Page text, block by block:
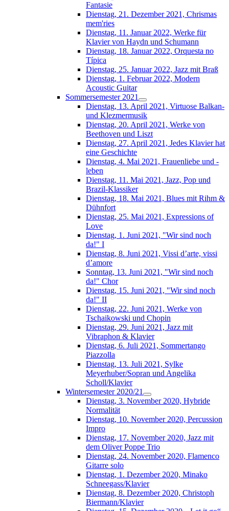
Fantasie
Dienstag, 21. Dezember 2021, Chrismas
mem'ries
Dienstag, 11. Januar 2022, Werke für
Klavier von Haydn und Schumann
Dienstag, 18. Januar 2022, Orquesta no
Típica
Dienstag, 25. Januar 2022, Jazz mit Braß
Dienstag, 1. Februar 2022, Modern
Acoustic Guitar
Sommersemester 2021
Dienstag, 13. April 2021, Virtuose Balkan-
und Klezmermusik
Dienstag, 20. April 2021, Werke von
Beethoven und Liszt
Dienstag, 27. April 2021, Jedes Klavier hat
eine Geschichte
Dienstag, 4. Mai 2021, Frauenliebe und -
leben
Dienstag, 11. Mai 2021, Jazz, Pop und
Brazil-Klassiker
Dienstag, 18. Mai 2021, Blues mit Rihm &
Dühnfort
Dienstag, 25. Mai 2021, Expressions of
Love
Dienstag, 1. Juni 2021, "Wir sind noch
da!" I
Dienstag, 8. Juni 2021, Vissi d’arte, vissi
d’amore
Sonntag, 13. Juni 2021, "Wir sind noch
da!" Chor
Dienstag, 15. Juni 2021, "Wir sind noch
da!" II
Dienstag, 22. Juni 2021, Werke von
Tschaikowski und Chopin
Dienstag, 29. Juni 2021, Jazz mit
Vibraphon & Klavier
Dienstag, 6. Juli 2021, Sommertango
Piazzolla
Dienstag, 13. Juli 2021, Sylke
Meyerhuber/Sopran und Angelika
Scholl/Klavier
Wintersemester 2020/21
Dienstag, 3. November 2020, Hybride
Normalität
Dienstag, 10. November 2020, Percussion
Impro
Dienstag, 17. November 2020, Jazz mit
dem Oliver Poppe Trio
Dienstag, 24. November 2020, Flamenco
Gitarre solo
Dienstag, 1. Dezember 2020, Minako
Schneegass/Klavier
Dienstag, 8. Dezember 2020, Christoph
Biermann/Klavier